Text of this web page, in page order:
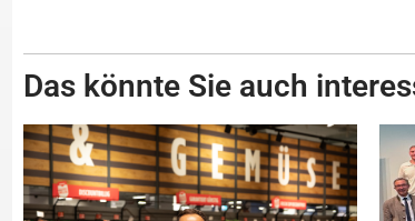
Das könnte Sie auch